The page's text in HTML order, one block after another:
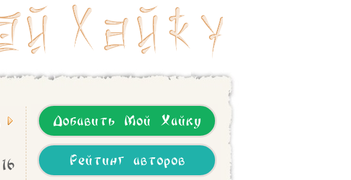
Добавить Мой Хайку
Рейтинг авторов
16